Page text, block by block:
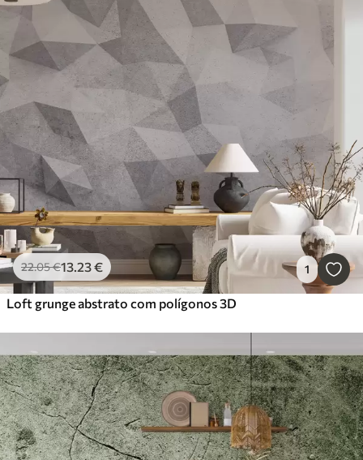
22.05€13.23€ 1
Loft grunge abstrato com polígonos 3D